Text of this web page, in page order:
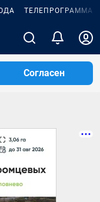
ТЕЛЕПРОГРАММА
Согласен